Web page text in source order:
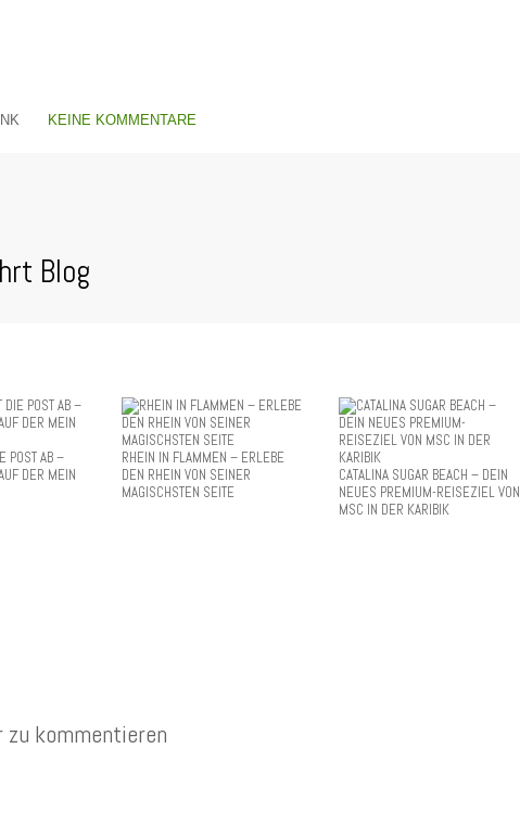
KEINE KOMMENTARE
Blog
POST AB –
DER MEIN
RHEIN IN FLAMMEN – ERLEBE
DEN RHEIN VON SEINER
MAGISCHSTEN SEITE
CATALINA SUGAR BEACH – DEIN
NEUES PREMIUM-REISEZIEL VON
MSC IN DER KARIBIK
zu kommentieren